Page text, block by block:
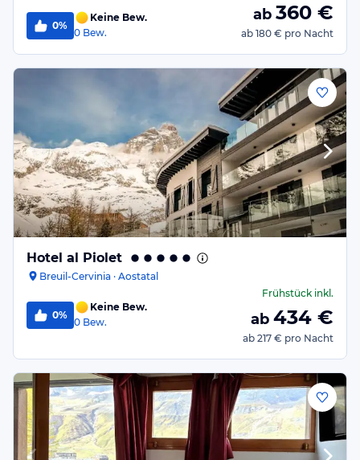
0%
Keine Bew.
0 Bew.
ab 360 €
ab 180 € pro Nacht
Hotel al Piolet
Breuil-Cervinia · Aostatal
0%
Keine Bew.
0 Bew.
Frühstückinkl.
ab 434 €
ab 217 € pro Nacht